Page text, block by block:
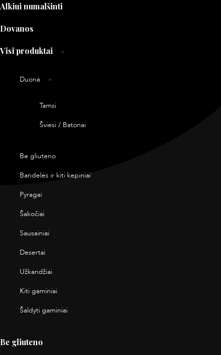
Alkiui numalšinti
Dovanos
Visi produktai
Duona
Tamsi
Šviesi / Batonai
Be gliuteno
Bandelės ir kiti kepiniai
Pyragai
Šakočiai
Sausainiai
Desertai
Užkandžiai
Kiti gaminiai
Šaldyti gaminiai
Be gliuteno